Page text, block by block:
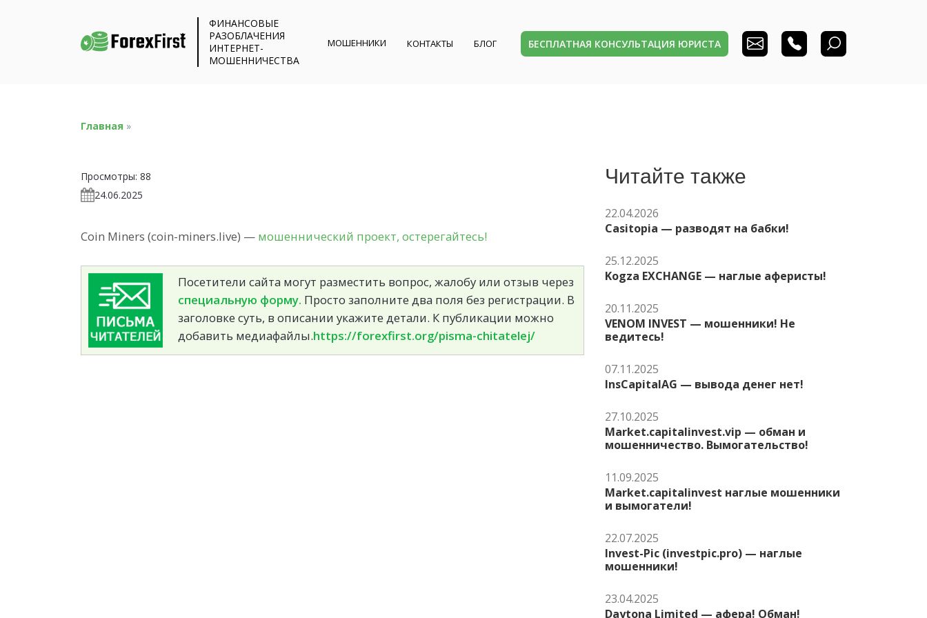
ФИНАНСОВЫЕ
РАЗОБЛАЧЕНИЯ
ИНТЕРНЕТ-
МОШЕННИЧЕСТВА
МОШЕННИКИ КОНТАКТЫ БЛОГ БЕСПЛАТНАЯ КОНСУЛЬТАЦИЯ ЮРИСТА
Главная »
Просмотры: 88
24.06.2025
Coin Miners (coin-miners.live) — мошеннический проект, остерегайтесь!
Посетители сайта могут разместить вопрос, жалобу или отзыв через
специальную форму. Просто заполните два поля без регистрации. В
заголовке суть, в описании укажите детали. К публикации можно
добавить медиафайлы.https://forexfirst.org/pisma-chitatelej/
Читайте также
22.04.2026
Casitopia — разводят на бабки!
25.12.2025
Kogza EXCHANGE — наглые аферисты!
20.11.2025
VENOM INVEST — мошенники! Не
ведитесь!
07.11.2025
InsCapitalAG — вывода денег нет!
27.10.2025
Market.capitalinvest.vip — обман и
мошенничество. Вымогательство!
11.09.2025
Market.capitalinvest наглые мошенники
и вымогатели!
22.07.2025
Invest-Pic (investpic.pro) — наглые
мошенники!
23.04.2025
Daytona Limited — афера! Обман!